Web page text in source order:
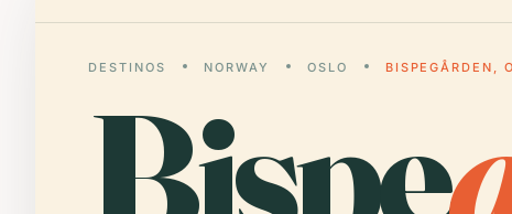
DESTINOS NORWAY OSLO BISPEGÅRDEN,
Bispe